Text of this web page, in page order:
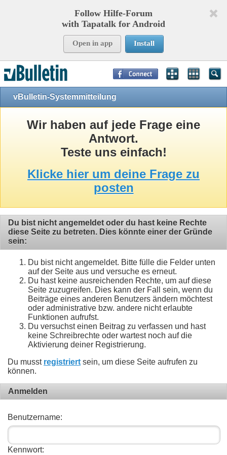
Follow Hilfe-Forum
with Tapatalk for Android
Open in app Install
vBulletin-Systemmitteilung
Wir haben auf jede Frage eine
Antwort.
Teste uns einfach!
Klicke hier um deine Frage zu
posten
Du bist nicht angemeldet oder du hast keine Rechte
diese Seite zu betreten. Dies könnte einer der Gründe
sein:
Du bist nicht angemeldet. Bitte fülle die Felder unten
auf der Seite aus und versuche es erneut.
Du hast keine ausreichenden Rechte, um auf diese
Seite zuzugreifen. Dies kann der Fall sein, wenn du
Beiträge eines anderen Benutzers ändern möchtest
oder administrative bzw. andere nicht erlaubte
Funktionen aufrufst.
Du versuchst einen Beitrag zu verfassen und hast
keine Schreibrechte oder wartest noch auf die
Aktivierung deiner Registrierung.
Du musst registriert sein, um diese Seite aufrufen zu
können.
Anmelden
Benutzername:
Kennwort:
Page Time:0,09526
Templates:24